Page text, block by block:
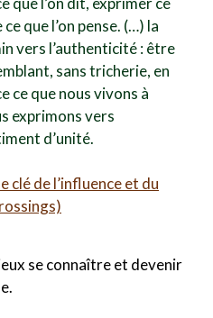
que l’on pense. (…) la
vers l’authenticité : être
sans tricherie, en
ce que nous vivons à
exprimons vers
d’unité.
clé de l’influence et du
se connaître et devenir